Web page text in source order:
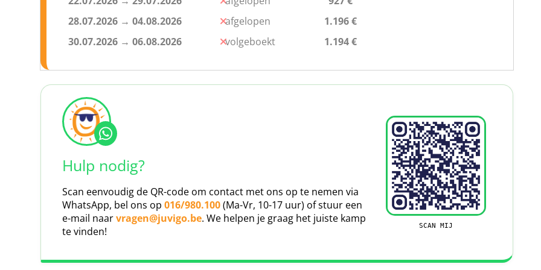
want dit is volledig mogelijk tijdens je trip naar Chersonissos! Deze trip heeft een prijs van€95.
Lazy sailing cruise
Een hele middag heerlijk ontspannen op een onvergetelijke relaxcruise ofwel lazy sailing cruise, langs
enkele van de mooiste plekjes aan de kust van Kreta? Dat is mogelijk voor een prijs van€53
Beach day & Jetski
Ben je even helemaal klaar met feesten, en wil je een dagje rustig aan doen op het Griekse eiland,
geniet dan van een beach day met een ligstoel voor de hele dag, een rondje jetskiën en van een
wateractiviteit voor een prijs van
Boat party
28.07.2026 →04.08.2026 afgelopen
1.196 €
30.07.2026 →06.08.2026 volgeboekt 1.194 €
Hulp nodig?
Scan eenvoudig de QR-code om contact met ons op te nemen via
WhatsApp, bel ons op016/980.100(Ma-Vr, 10-17 uur) of stuur een
e-mail naarvragen@juvigo.be. We helpen je graag het juiste kamp
te vinden!
SCAN MIJ